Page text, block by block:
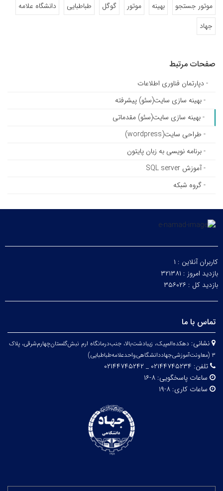
موتور جستجو
بهینه موتور گوگل طباطبایی
دانشگاه علامه
جهاد
صفحات مرتبط
- دپارتمان فناوری اطلاعات
- بهینه سازی سایت(سئو) پیشرفته
- بهینه سازی سایت(سئو) مقدماتی
- طراحی سایت(wordpress)
- برنامه نویسی به زبان پایتون
- آموزش SQL server
- گروه شبکه
کاربران آنلاین : ۱
بازدید امروز : ۳۲۱۳۸۱
بازدید کل : ۳۵۶۰۲۶
تماس با ما
نشانی: دهکده‌المپیک، زیبا‌دشت‌بالا، جنب‌درمانگاه ارم نبش‌گلستان‌چهارم‌شرقی، پلاک
۳ (معاونت‌آموزشی‌جهاد‌دانشگاهی‌واحد‌علامه‌طباطبایی)
تلفن: ۰۲۱۴۴۷۴۵۲۳۴ _ ۰۲۱۴۴۷۴۵۲۴۲
ساعات پاسخگویی: ۸-۱۶
ساعات کاری: ۸-۱۹